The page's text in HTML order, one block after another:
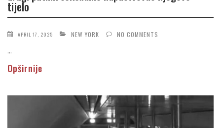
tijelo
APRIL 17, 2025 NEW YORK NO COMMENTS
...
Opširnije